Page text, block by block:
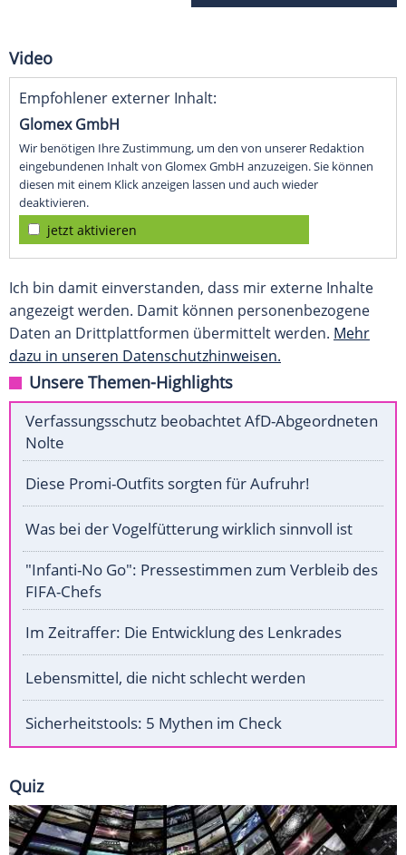
Video
Empfohlener externer Inhalt:
Glomex GmbH
Wir benötigen Ihre Zustimmung, um den von unserer Redaktion
eingebundenen Inhalt von Glomex GmbH anzuzeigen. Sie können
diesen mit einem Klick anzeigen lassen und auch wieder
deaktivieren.
jetzt aktivieren
Ich bin damit einverstanden, dass mir externe Inhalte
angezeigt werden. Damit können personenbezogene
Daten an Drittplattformen übermittelt werden. Mehr
dazu in unseren Datenschutzhinweisen.
Unsere Themen-Highlights
Verfassungsschutz beobachtet AfD-Abgeordneten
Nolte
Diese Promi-Outfits sorgten für Aufruhr!
Was bei der Vogelfütterung wirklich sinnvoll ist
"Infanti-No Go": Pressestimmen zum Verbleib des
FIFA-Chefs
Im Zeitraffer: Die Entwicklung des Lenkrades
Lebensmittel, die nicht schlecht werden
Sicherheitstools: 5 Mythen im Check
Quiz